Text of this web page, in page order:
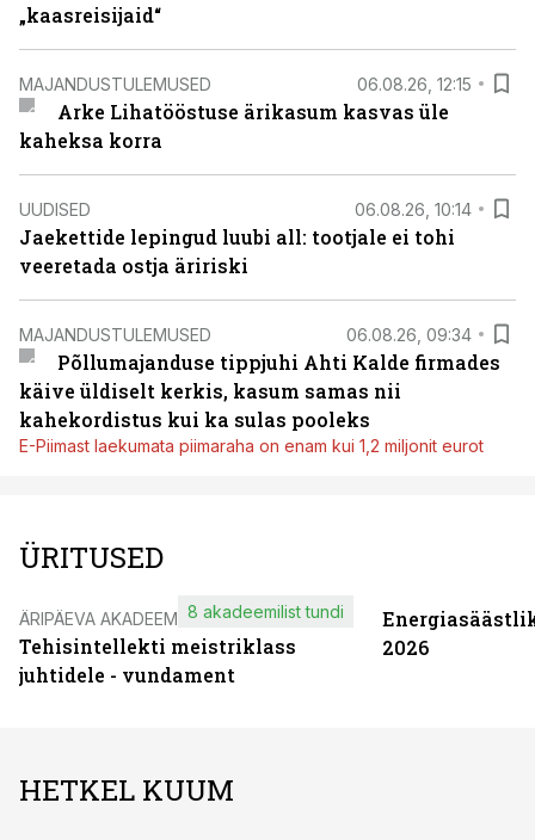
„kaasreisijaid“
MAJANDUSTULEMUSED 06.08.26, 12:15
Arke Lihatööstuse ärikasum kasvas üle
kaheksa korra
UUDISED 06.08.26, 10:14
Jaekettide lepingud luubi all: tootjale ei tohi
veeretada ostja äririski
MAJANDUSTULEMUSED 06.08.26, 09:34
Põllumajanduse tippjuhi Ahti Kalde firmades
käive üldiselt kerkis, kasum samas nii
kahekordistus kui ka sulas pooleks
E-Piimast laekumata piimaraha on enam kui 1,2 miljonit eurot
ÜRITUSED
ÄRIPÄEVA AKADEEMIA
Tehisintellekti meistriklass
juhtidele - vundament
8 akadeemilist tundi
2026
HETKEL KUUM